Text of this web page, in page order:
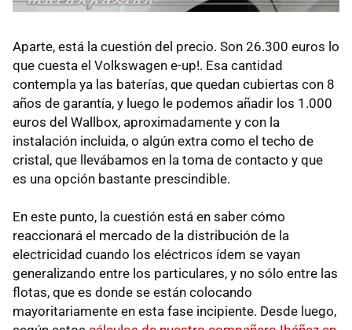
Aparte, está la cuestión del precio. Son 26.300 euros lo
que cuesta el Volkswagen e-up!. Esa cantidad
contempla ya las baterías, que quedan cubiertas con 8
años de garantía, y luego le podemos añadir los 1.000
euros del Wallbox, aproximadamente y con la
instalación incluida, o algún extra como el techo de
cristal, que llevábamos en la toma de contacto y que
es una opción bastante prescindible.
En este punto, la cuestión está en saber cómo
reaccionará el mercado de la distribución de la
electricidad cuando los eléctricos ídem se vayan
generalizando entre los particulares, y no sólo entre las
flotas, que es donde se están colocando
mayoritariamente en esta fase incipiente. Desde luego,